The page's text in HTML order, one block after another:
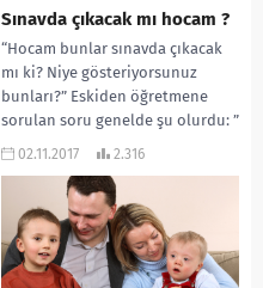
Sınavda çıkacak mı hocam ?
“Hocam bunlar sınavda çıkacak
mı ki? Niye gösteriyorsunuz
bunları?” Eskiden öğretmene
sorulan soru genelde şu olurdu: ”
Hocam bunlar hayatta...
02.11.2017 2.316